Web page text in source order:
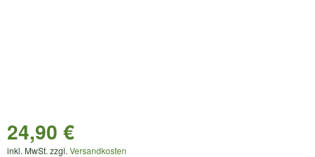
24,90 €
inkl. MwSt. zzgl. Versandkosten